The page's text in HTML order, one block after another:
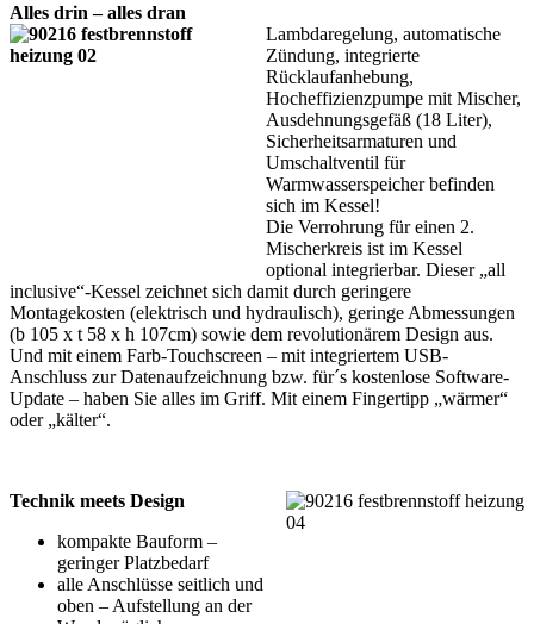
Alles drin – alles dran
Lambdaregelung, automatische
Zündung, integrierte
Rücklaufanhebung,
Hocheffizienzpumpe mit Mischer,
Ausdehnungsgefäß (18 Liter),
Sicherheitsarmaturen und
Umschaltventil für
Warmwasserspeicher befinden
sich im Kessel!
Die Verrohrung für einen 2.
Mischerkreis ist im Kessel
optional integrierbar. Dieser „all
inclusive“-Kessel zeichnet sich damit durch geringere
Montagekosten (elektrisch und hydraulisch), geringe Abmessungen
(b 105 x t 58 x h 107cm) sowie dem revolutionärem Design aus.
Und mit einem Farb-Touchscreen – mit integriertem USB-
Anschluss zur Datenaufzeichnung bzw. für´s kostenlose Software-
Update – haben Sie alles im Griff. Mit einem Fingertipp „wärmer“
oder „kälter“.
Technik meets Design
kompakte Bauform –
geringer Platzbedarf
alle Anschlüsse seitlich und
oben – Aufstellung an der